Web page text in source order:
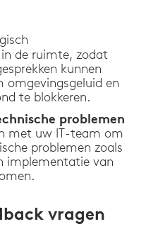
de ruimte, zodat
kunnen
en
te blokkeren.
problemen
met uw IT-team om
problemen zoals
implementatie van
vragen